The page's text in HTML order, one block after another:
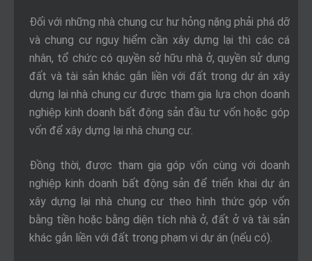
Đối với những nhà chung cư hư hỏng nặng phải phá dỡ
và chung cư nguy hiểm cần xây dựng lại thì các cá
nhân, tổ chức có quyền sở hữu nhà ở, quyền sử dụng
đất và tài sản khác gắn liền với đất trong dự án xây
dựng lại nhà chung cư được tham gia lựa chọn doanh
nghiệp kinh doanh bất động sản đầu tư vốn hoặc góp
vốn để xây dựng lại nhà chung cư.
Đồng thời, được tham gia góp vốn cùng với doanh
nghiệp kinh doanh bất động sản để triển khai dự án
xây dựng lại nhà chung cư theo hình thức góp vốn
bằng tiền hoặc bằng diện tích nhà ở, đất ở và tài sản
khác gắn liền với đất trong phạm vi dự án (nếu có).